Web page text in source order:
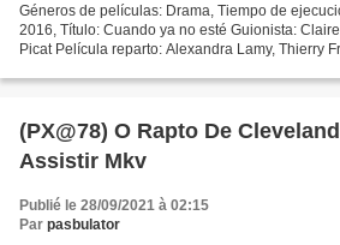
Géneros de películas: Drama, Tiempo de
2016, Título: Cuando ya no esté Guionista:
Picat Película reparto: Alexandra Lamy, Thierry
(PX@78) O Rapto De
Assistir Mkv
Publié le 28/09/2021 à 02:15
Par pasbulator